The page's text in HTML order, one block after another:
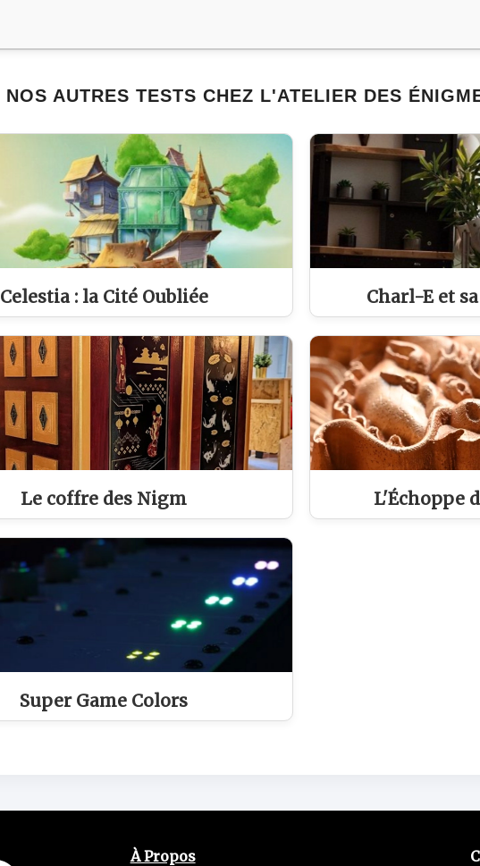
NOS AUTRES TESTS CHEZ L'ATELIER DES
Celestia : la Cité Oubliée Charl-E et
Le coffre des Nigm L'Échoppe
Super Game Colors
À Propos